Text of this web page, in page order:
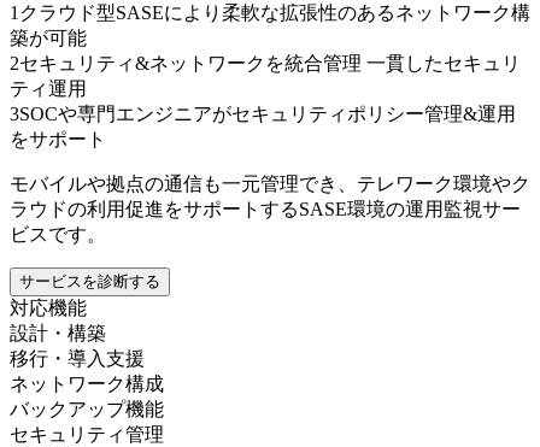
1 クラウド型SASEにより柔軟な拡張性のあるネットワーク構
築が可能
2セキュリティ&ネットワークを統合管理 一貫したセキュリ
ティ運用
3SOCや専門エンジニアがセキュリティポリシー管理&運用
をサポート
モバイルや拠点の通信も一元管理でき、テレワーク環境やク
ラウドの利用促進をサポートするSASE環境の運用監視サー
ビスです。
サービスを診断する
対応機能
設計・構築
移行・導入支援
ネットワーク構成
バックアップ機能
セキュリティ管理